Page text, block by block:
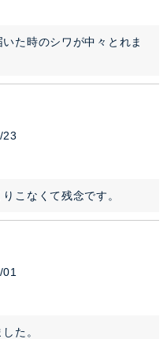
た時のシワが中々とれま
23
こなくて残念です。
た。